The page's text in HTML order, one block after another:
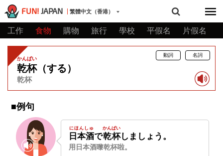
FUN! JAPAN 繁體中文（香港）
工作 食物 購物 旅行 學校 平假名 片假名
乾杯
かんぱい
（する）
乾杯
名詞
動詞
■例句
日本酒
にほんしゅ
で乾杯
かんぱい
しましょう。
用日本酒嚟乾杯啦。